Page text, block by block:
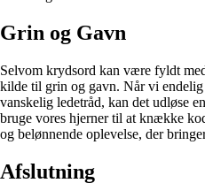
Grin og Gavn
Selvom krydsord kan være fyldt
kilde til grin og gavn. Når vi
vanskelig ledetråd, kan det udløse
bruge vores hjerner til at knække
og belønnende oplevelse, der
Afslutning